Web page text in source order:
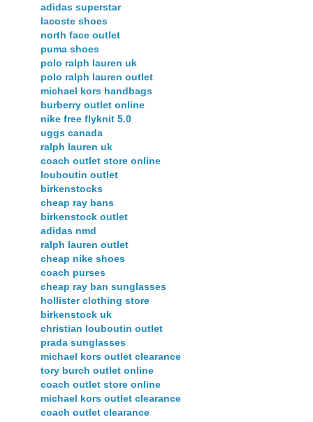
adidas superstar
lacoste shoes
north face outlet
puma shoes
polo ralph lauren uk
polo ralph lauren outlet
michael kors handbags
burberry outlet online
nike free flyknit 5.0
uggs canada
ralph lauren uk
coach outlet store online
louboutin outlet
birkenstocks
cheap ray bans
birkenstock outlet
adidas nmd
ralph lauren outlet
cheap nike shoes
coach purses
cheap ray ban sunglasses
hollister clothing store
birkenstock uk
christian louboutin outlet
prada sunglasses
michael kors outlet clearance
tory burch outlet online
coach outlet store online
michael kors outlet clearance
coach outlet clearance